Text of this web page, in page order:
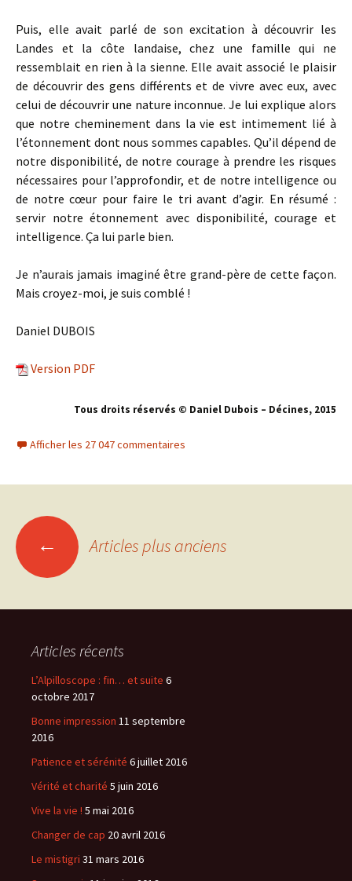
Puis, elle avait parlé de son excitation à découvrir les
Landes et la côte landaise, chez une famille qui ne
ressemblait en rien à la sienne. Elle avait associé le plaisir
de découvrir des gens différents et de vivre avec eux, avec
celui de découvrir une nature inconnue. Je lui explique alors
que notre cheminement dans la vie est intimement lié à
l’étonnement dont nous sommes capables. Qu’il dépend de
notre disponibilité, de notre courage à prendre les risques
nécessaires pour l’approfondir, et de notre intelligence ou
de notre cœur pour faire le tri avant d’agir. En résumé :
servir notre étonnement avec disponibilité, courage et
intelligence. Ça lui parle bien.
Je n’aurais jamais imaginé être grand-père de cette façon.
Mais croyez-moi, je suis comblé !
Daniel DUBOIS
Version PDF
Tous droits réservés © Daniel Dubois – Décines, 2015
Afficher les 27 047 commentaires
Navigation
des
articles
← Articles plus anciens
Articles récents
L’Alpilloscope : fin… et suite 6
octobre 2017
Bonne impression 11 septembre
2016
Patience et sérénité 6 juillet 2016
Vérité et charité 5 juin 2016
Vive la vie ! 5 mai 2016
Changer de cap 20 avril 2016
Le mistigri 31 mars 2016